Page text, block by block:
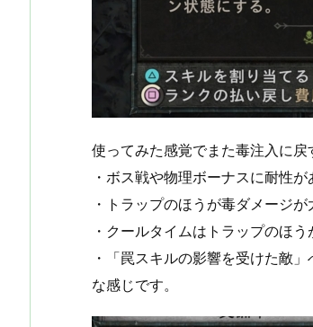
使ってみた感覚でまた毒注入に
・ボス戦や物理ボーナスに耐性
・トラップのほうが毒ダメージが
・クールタイムはトラップのほう
・「罠スキルの影響を受けた敵
な感じです。